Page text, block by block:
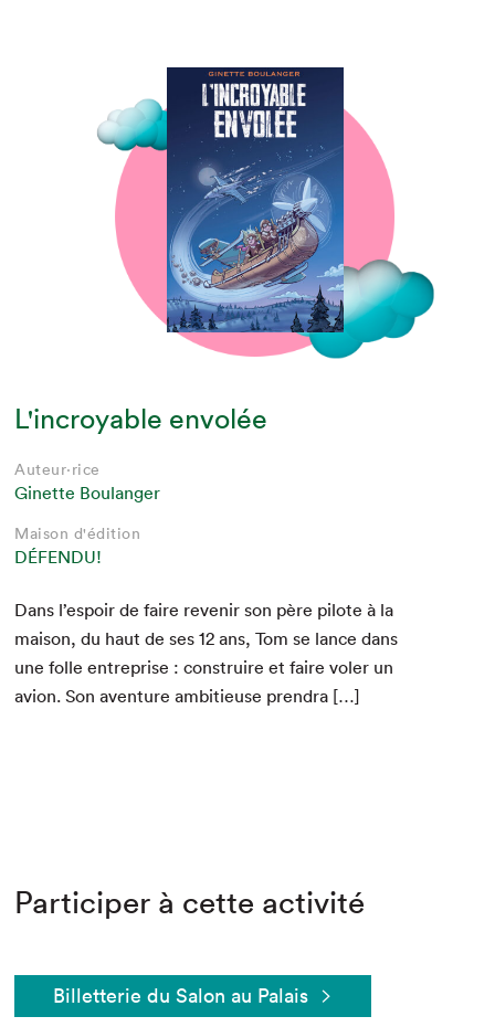
L'incroyable envolée
Auteur·rice
Ginette Boulanger
Maison d'édition
DÉFENDU!
Dans l’espoir de faire revenir son père pilote à la
mai­son, du haut de ses12 ans, Tom se lance dans
une folle entre­prise : con­stru­ire et faire vol­er un
avion. Son aven­ture ambitieuse prendra […]
Participer à cette activité
Billetterie du Salon au Palais